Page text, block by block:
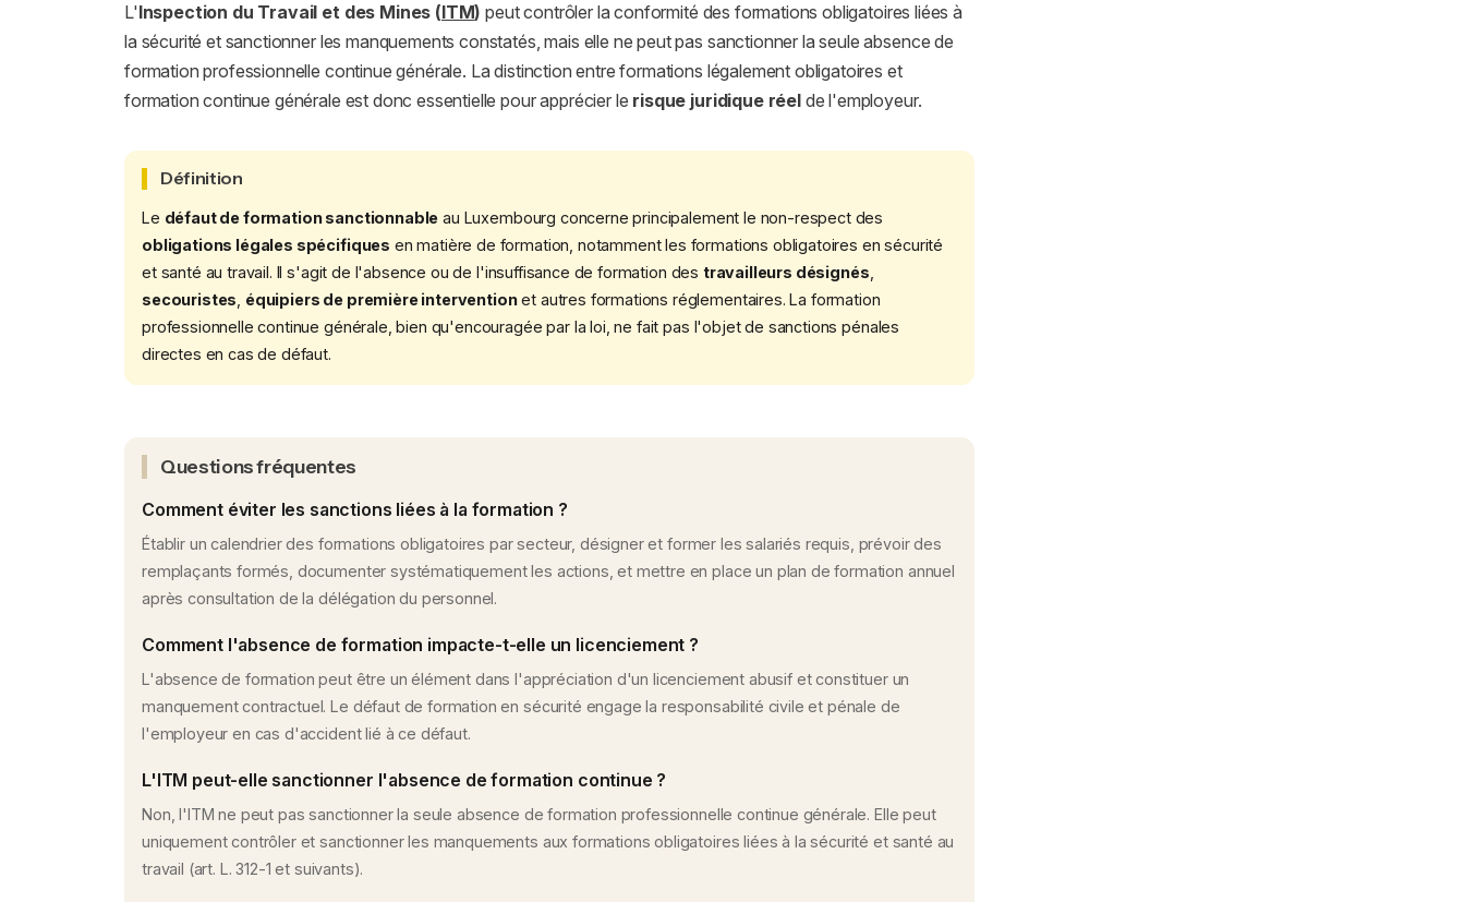
L'Inspection du Travail et des Mines (ITM) peut contrôler la conformité des formations obligatoires liées à
la sécurité et sanctionner les manquements constatés, mais elle ne peut pas sanctionner la seule absence de
formation professionnelle continue générale. La distinction entre formations légalement obligatoires et
formation continue générale est donc essentielle pour apprécier le risque juridique réelde l'employeur.
Définition
Le défaut de formation sanctionnable au Luxembourg concerne principalement le non-respect des
obligations légales spécifiques en matière de formation, notamment les formations obligatoires en sécurité
et santé au travail. Il s'agit de l'absence ou de l'insuffisance de formation des travailleurs désignés
secouristes équipiers de première interventionet autres formations réglementaires. La formation
professionnelle continue générale, bien qu'encouragée par la loi, ne fait pas l'objet de sanctions pénales
directes en cas de défaut.
Questions fréquentes
Comment éviter les sanctions liées à la formation ?
Établir un calendrier des formations obligatoires par secteur, désigner et former les salariés requis, prévoir des
remplaçants formés, documenter systématiquement les actions, et mettre en place un plan de formation annuel
après consultation de la délégation du personnel.
Comment l'absence de formation impacte-t-elle un licenciement ?
L'absence de formation peut être un élément dans l'appréciation d'un licenciement abusif et constituer un
manquement contractuel. Le défaut de formation en sécurité engage la responsabilité civile et pénale de
l'employeur en cas d'accident lié à ce défaut.
L'ITM peut-elle sanctionner l'absence de formation continue ?
Non, l'ITM ne peut pas sanctionner la seule absence de formation professionnelle continue générale. Elle peut
uniquement contrôler et sanctionner les manquements aux formations obligatoires liées à la sécurité et santé au
travail (art. L. 312-1 et suivants).